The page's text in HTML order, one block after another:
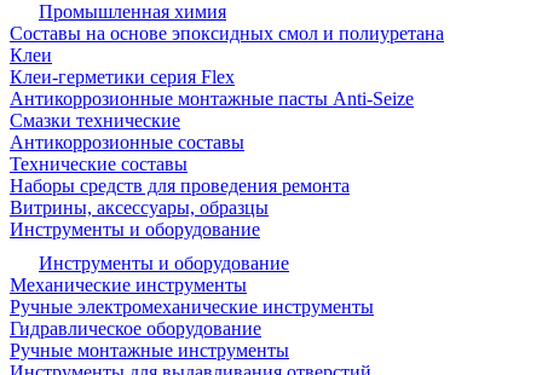
Промышленная химия
Составы на основе эпоксидных смол и полиуретана
Клеи
Клеи-герметики серия Flex
Антикоррозионные монтажные пасты Anti-Seize
Смазки технические
Антикоррозионные составы
Технические составы
Наборы средств для проведения ремонта
Витрины, аксессуары, образцы
Инструменты и оборудование
Инструменты и оборудование
Механические инструменты
Ручные электромеханические инструменты
Гидравлическое оборудование
Ручные монтажные инструменты